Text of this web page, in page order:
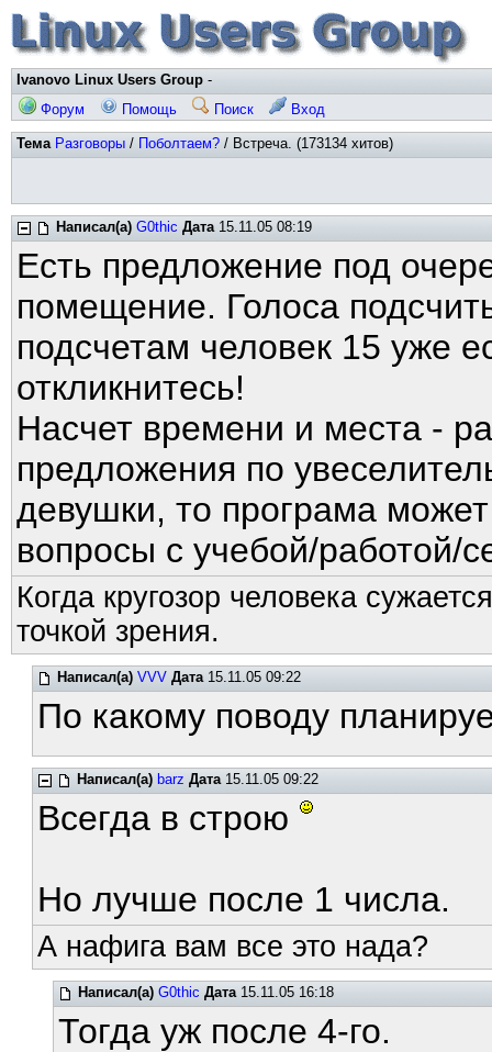
Ivanovo Linux Users Group -
Форум
Помощь Поиск Вход
Тема Разговоры / Поболтаем? / Встреча. (173134 хитов)
Написал(а) G0thic Дата15.11.05 08:19
Есть предложение под
помещение. Голоса
подсчетам человек 15 уже
откликнитесь!
Насчет времени и места -
предложения по
девушки, то програма
вопросы с учебой/работой/
Когда кругозор человека
точкой зрения.
Написал(а) VVV Дата15.11.05 09:22
По какому поводу
Написал(а) barz Дата15.11.05 09:22
Всегда в строю
Но лучше после 1 числа.
А нафига вам все это нада?
Написал(а) G0thic Дата15.11.05 16:18
Тогда уж после 4-го.